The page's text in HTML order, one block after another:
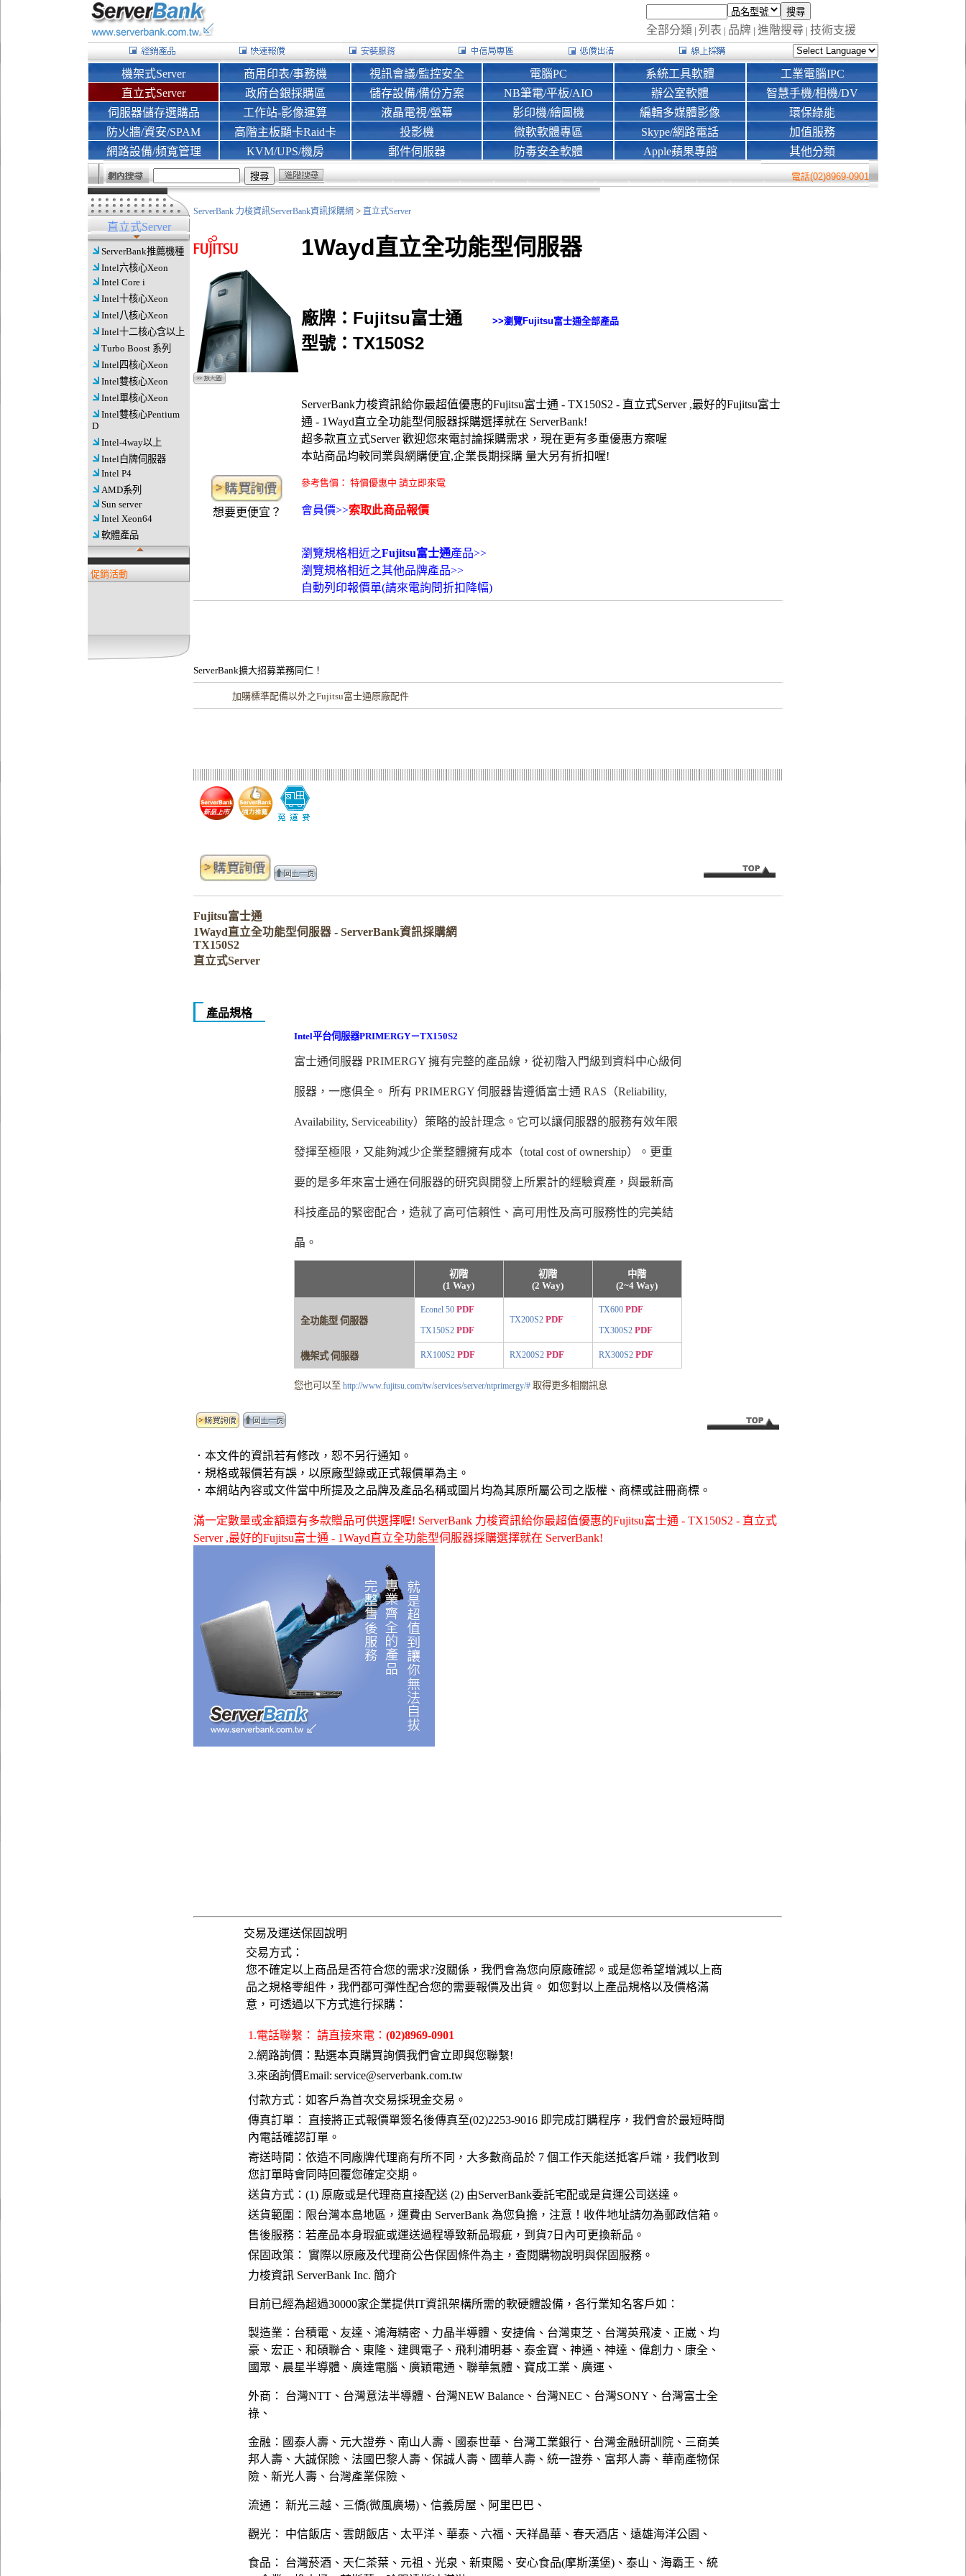
全部分類 | 列表 | 品牌 | 進階搜尋 | 技術支援
機架式Server
直立式Server
伺服器儲存選購品
防火牆/資安/SPAM
網路設備/頻寬管理
商用印表/事務機
政府台銀採購區
工作站-影像運算
高階主板顯卡Raid卡
KVM/UPS/機房
視訊會議/監控安全
儲存設備/備份方案
液晶電視/螢幕
投影機
郵件伺服器
電腦PC
NB筆電/平板/AIO
影印機/繪圖機
微軟軟體專區
防毒安全軟體
系統工具軟體
辦公室軟體
編輯多媒體影像
Skype/網路電話
Apple蘋果專館
工業電腦IPC
智慧手機/相機/DV
環保綠能
加值服務
其他分類
電話(02)8969-0901
直立式Server
ServerBank推薦機種
Intel六核心Xeon
Intel Core i
Intel十核心Xeon
Intel八核心Xeon
Intel十二核心含以上
Turbo Boost 系列
Intel四核心Xeon
Intel雙核心Xeon
Intel單核心Xeon
Intel雙核心Pentium
D
Intel-4way以上
Intel白牌伺服器
Intel P4
AMD系列
Sun server
Intel Xeon64
軟體產品
促銷活動
ServerBank 力梭資訊ServerBank資訊採購網 > 直立式Server
1Wayd直立全功能型伺服器
廠牌：Fujitsu富士通 >>瀏覽Fujitsu富士通全部產品
型號：TX150S2
ServerBank力梭資訊給你最超值優惠的Fujitsu富士通 - TX150S2 - 直立式Server ,最好的Fujitsu富士
通 - 1Wayd直立全功能型伺服器採購選擇就在 ServerBank!
超多款直立式Server 歡迎您來電討論採購需求，現在更有多重優惠方案喔
本站商品均較同業與網購便宜,企業長期採購 量大另有折扣喔!
想要更便宜？
參考售價： 特價優惠中 請立即來電
會員價>>索取此商品報價
瀏覽規格相近之Fujitsu富士通產品>>
瀏覽規格相近之其他品牌產品>>
自動列印報價單(請來電詢問折扣降幅)
ServerBank擴大招募業務同仁！
加購標準配備以外之Fujitsu富士通原廠配件
Fujitsu富士通
1Wayd直立全功能型伺服器 - ServerBank資訊採購網
TX150S2
直立式Server
產品規格
Intel平台伺服器PRIMERGY－TX150S2
富士通伺服器 PRIMERGY 擁有完整的產品線，從初階入門級到資料中心級伺
服器，一應俱全。 所有 PRIMERGY 伺服器皆遵循富士通 RAS（Reliability,
Availability, Serviceability）策略的設計理念。它可以讓伺服器的服務有效年限
發揮至極限，又能夠減少企業整體擁有成本（total cost of ownership）。更重
要的是多年來富士通在伺服器的研究與開發上所累計的經驗資產，與最新高
科技產品的緊密配合，造就了高可信賴性、高可用性及高可服務性的完美結
晶。
初階
(1 Way)
初階
(2 Way)
中階
(2~4 Way)
全功能型 伺服器
Econel 50 PDF
TX150S2PDF
TX200S2 PDF
TX600PDF
TX300S2PDF
機架式 伺服器 RX100S2PDF RX200S2PDF RX300S2 PDF
您也可以至 http://www.fujitsu.com/tw/services/server/ntprimergy/#取得更多相關訊息
．本文件的資訊若有修改，恕不另行通知。
．規格或報價若有誤，以原廠型錄或正式報價單為主。
．本網站內容或文件當中所提及之品牌及產品名稱或圖片均為其原所屬公司之版權、商標或註冊商標。
滿一定數量或金額還有多款贈品可供選擇喔! ServerBank 力梭資訊給你最超值優惠的Fujitsu富士通 - TX150S2 - 直立式
Server ,最好的Fujitsu富士通 - 1Wayd直立全功能型伺服器採購選擇就在 ServerBank!
交易及運送保固說明
交易方式：
您不確定以上商品是否符合您的需求?沒關係，我們會為您向原廠確認。或是您希望增減以上商
品之規格零組件，我們都可彈性配合您的需要報價及出貨。 如您對以上產品規格以及價格滿
意，可透過以下方式進行採購：
1.電話聯繫： 請直接來電： (02)8969-0901
2.網路詢價：點選本頁購買詢價我們會立即與您聯繫!
3.來函詢價Email: service@serverbank.com.tw
付款方式：如客戶為首次交易採現金交易。
傳真訂單： 直接將正式報價單簽名後傳真至(02)2253-9016 即完成訂購程序，我們會於最短時間
內電話確認訂單。
寄送時間：依造不同廠牌代理商有所不同，大多數商品於 7 個工作天能送抵客戶端，我們收到
您訂單時會同時回覆您確定交期。
送貨方式：(1) 原廠或是代理商直接配送 (2) 由ServerBank委託宅配或是貨運公司送達。
送貨範圍：限台灣本島地區，運費由 ServerBank 為您負擔，注意！收件地址請勿為郵政信箱。
售後服務：若產品本身瑕疵或運送過程導致新品瑕疵，到貨7日內可更換新品。
保固政策： 實際以原廠及代理商公告保固條件為主，查閱購物說明與保固服務。
力梭資訊 ServerBank Inc. 簡介
目前已經為超過30000家企業提供IT資訊架構所需的軟硬體設備，各行業知名客戶如：
製造業：台積電、友達、鴻海精密、力晶半導體、安捷倫、台灣東芝、台灣英飛凌、正崴、均
豪、宏正、和碩聯合、東隆、建興電子、飛利浦明碁、泰金寶、神通、神達、偉創力、康全、
國眾、晨星半導體、廣達電腦、廣穎電通、聯華氣體、寶成工業、廣運、
外商： 台灣NTT、台灣意法半導體、台灣NEW Balance、台灣NEC、台灣SONY、台灣富士全
祿、
金融：國泰人壽、元大證券、南山人壽、國泰世華、台灣工業銀行、台灣金融研訓院、三商美
邦人壽、大誠保險、法國巴黎人壽、保誠人壽、國華人壽、統一證券、富邦人壽、華南產物保
險、新光人壽、台灣產業保險、
流通： 新光三越、三僑(微風廣場)、信義房屋、阿里巴巴、
觀光： 中信飯店、雲朗飯店、太平洋、華泰、六福、天祥晶華、春天酒店、遠雄海洋公園、
食品： 台灣菸酒、天仁茶葉、元祖、光泉、新東陽、安心食品(摩斯漢堡)、泰山、海霸王、統